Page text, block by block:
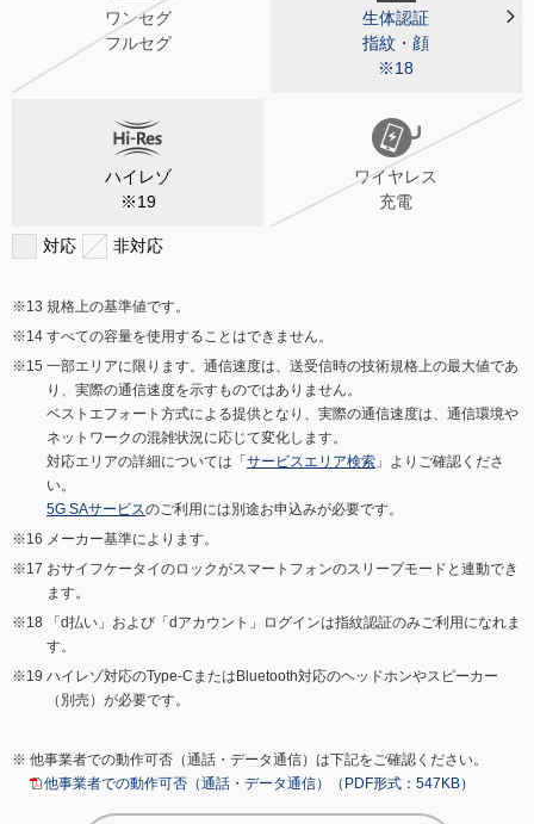
ワンセグ
フルセグ
生体認証
指紋・顔
※18
ハイレゾ
※19
ワイヤレス
充電
対応 非対応
規格上の基準値です。
すべての容量を使用することはできません。
一部エリアに限ります。通信速度は、送受信時の技術規格上の最大値であ
り、実際の通信速度を示すものではありません。
ベストエフォート方式による提供となり、実際の通信速度は、通信環境や
ネットワークの混雑状況に応じて変化します。
対応エリアの詳細については「 サービスエリア検索 」よりご確認くださ
い。
5G SAサービスのご利用には別途お申込みが必要です。
メーカー基準によります。
おサイフケータイのロックがスマートフォンのスリープモードと連動でき
ます。
「d払い」および「dアカウント」ログインは指紋認証のみご利用になれま
す。
ハイレゾ対応のType-CまたはBluetooth対応のヘッドホンやスピーカー
（別売）が必要です。
他事業者での動作可否（通話・データ通信）は下記をご確認ください。
他事業者での動作可否（通話・データ通信）（PDF形式：547KB）